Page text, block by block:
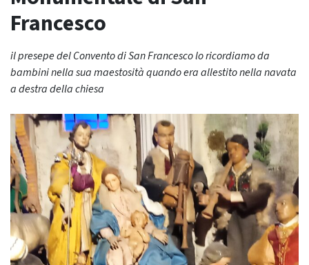
Francesco
il presepe del Convento di San Francesco lo ricordiamo da
bambini nella sua maestosità quando era allestito nella navata
a destra della chiesa